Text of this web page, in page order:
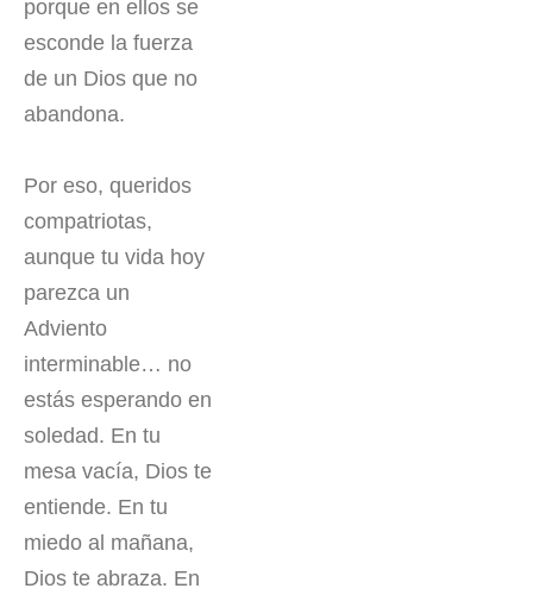
porque en ellos se
esconde la fuerza
de un Dios que no
abandona.
Por eso, queridos
compatriotas,
aunque tu vida hoy
parezca un
Adviento
interminable… no
estás esperando en
soledad. En tu
mesa vacía, Dios te
entiende. En tu
miedo al mañana,
Dios te abraza. En